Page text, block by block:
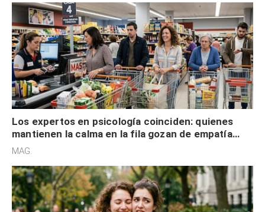
Los expertos en psicología coinciden: quienes
mantienen la calma en la fila gozan de empatía
cognitiva, gratitud y no solo tienen autocontrol
MAG.